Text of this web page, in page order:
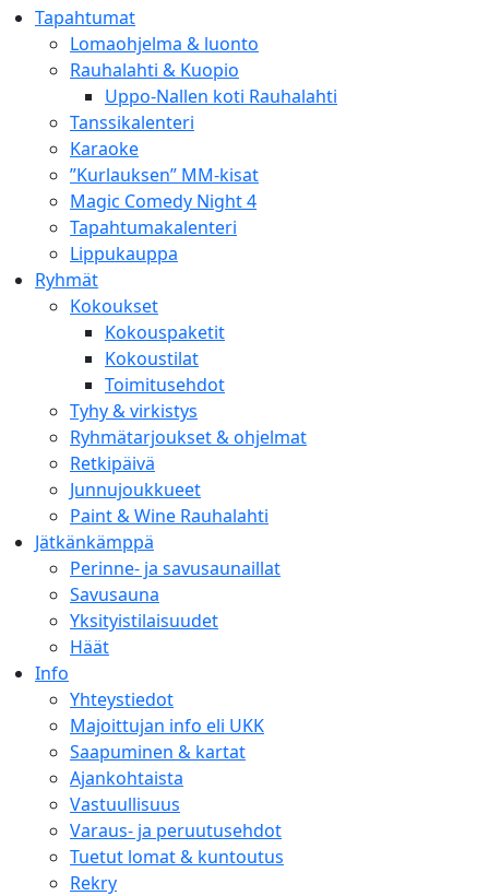
Tapahtumat
Lomaohjelma & luonto
Rauhalahti & Kuopio
Uppo-Nallen koti Rauhalahti
Tanssikalenteri
Karaoke
”Kurlauksen” MM-kisat
Magic Comedy Night 4
Tapahtumakalenteri
Lippukauppa
Ryhmät
Kokoukset
Kokouspaketit
Kokoustilat
Toimitusehdot
Tyhy & virkistys
Ryhmätarjoukset & ohjelmat
Retkipäivä
Junnujoukkueet
Paint & Wine Rauhalahti
Jätkänkämppä
Perinne- ja savusaunaillat
Savusauna
Yksityistilaisuudet
Häät
Info
Yhteystiedot
Majoittujan info eli UKK
Saapuminen & kartat
Ajankohtaista
Vastuullisuus
Varaus- ja peruutusehdot
Tuetut lomat & kuntoutus
Rekry
- Savon sydämessä Kuopiossa -